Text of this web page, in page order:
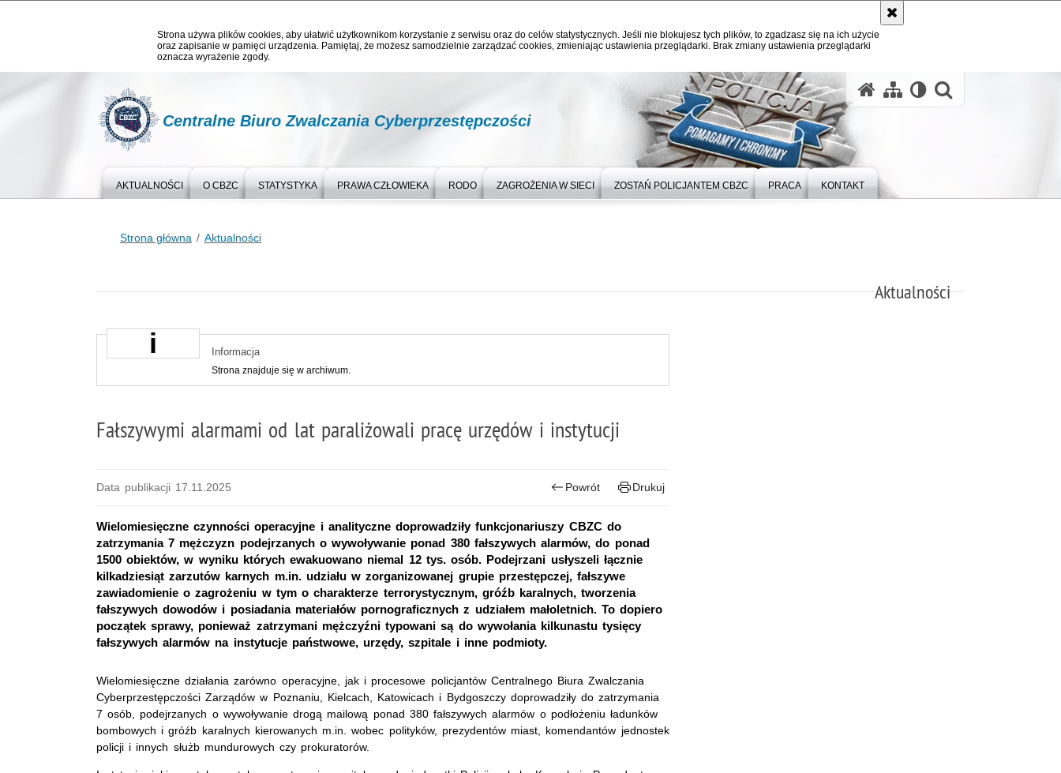
Strona używa plików cookies, aby ułatwić użytkownikom korzystanie z serwisu oraz do celów statystycznych. Jeśli nie blokujesz tych plików, to zgadzasz się na ich użycie
oraz zapisanie w pamięci urządzenia. Pamiętaj, że możesz samodzielnie zarządzać cookies, zmieniając ustawienia przeglądarki. Brak zmiany ustawienia przeglądarki
oznacza wyrażenie zgody.
Centralne Biuro Zwalczania Cyberprzestępczości
AKTUALNOŚCI O CBZC STATYSTYKA PRAWA CZŁOWIEKA RODO ZAGROŻENIA W SIECI ZOSTAŃ POLICJANTEM CBZC PRACA KONTAKT
Strona główna Aktualności
Aktualności
Informacja
Strona znajduje się w archiwum.
Fałszywymi alarmami od lat paraliżowali pracę urzędów i instytucji
Data publikacji 17.11.2025 Powrót Drukuj
Wielomiesięczne czynności operacyjne i analityczne doprowadziły funkcjonariuszy CBZC do
zatrzymania 7 mężczyzn podejrzanych o wywoływanie ponad 380 fałszywych alarmów, do ponad
1500 obiektów, w wyniku których ewakuowano niemal 12 tys. osób. Podejrzani usłyszeli łącznie
kilkadziesiąt zarzutów karnych m.in. udziału w zorganizowanej grupie przestępczej, fałszywe
zawiadomienie o zagrożeniu w tym o charakterze terrorystycznym, gróźb karalnych, tworzenia
fałszywych dowodów i posiadania materiałów pornograficznych z udziałem małoletnich. To dopiero
początek sprawy, ponieważ zatrzymani mężczyźni typowani są do wywołania kilkunastu tysięcy
fałszywych alarmów na instytucje państwowe, urzędy, szpitale i inne podmioty.
Wielomiesięczne działania zarówno operacyjne, jak i procesowe policjantów Centralnego Biura Zwalczania
Cyberprzestępczości Zarządów w Poznaniu, Kielcach, Katowicach i Bydgoszczy doprowadziły do zatrzymania
7 osób, podejrzanych o wywoływanie drogą mailową ponad 380 fałszywych alarmów o podłożeniu ładunków
bombowych i gróźb karalnych kierowanych m.in. wobec polityków, prezydentów miast, komendantów jednostek
policji i innych służb mundurowych czy prokuratorów.